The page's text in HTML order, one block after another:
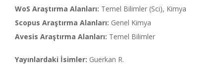
WoS Araştırma Alanları: Temel Bilimler (Sci), Kimya
Scopus Araştırma Alanları: Genel Kimya
Avesis Araştırma Alanları: Temel Bilimler
Yayınlardaki İsimler: Guerkan R.